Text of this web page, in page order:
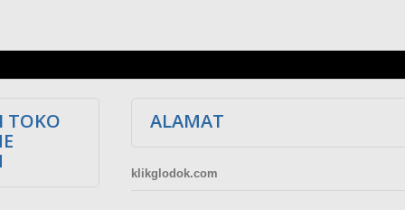
TOKO
ALAMAT
klikglodok.com